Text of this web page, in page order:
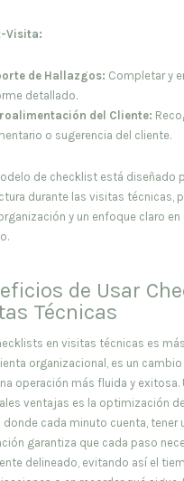
Visita:
de Hallazgos: Completar y
detallado.
del Cliente:
o sugerencia del cliente.
de checklist está diseñado
durante las visitas técnicas,
y un enfoque claro en
de Usar
Técnicas
en visitas técnicas es
organizacional, es un
operación más fluida y exitosa.
ventajas es la optimización
donde cada minuto cuenta, tener
garantiza que cada paso
delineado, evitando así el